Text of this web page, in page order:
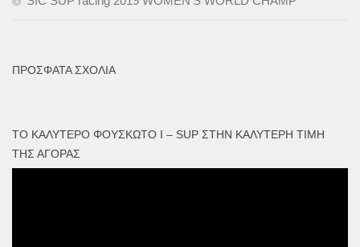
ΠΡΌΣΦΑΤΑ ΣΧΌΛΙΑ
ΤΟ ΚΑΛΎΤΕΡΟ ΦΟΥΣΚΩΤΟ I – SUP ΣΤΗΝ ΚΑΛΎΤΕΡΗ ΤΙΜΉ
ΤΗΣ ΑΓΟΡΆΣ